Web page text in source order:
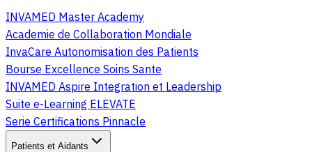
INVAMED Master Academy
Academie de Collaboration Mondiale
InvaCare Autonomisation des Patients
Bourse Excellence Soins Sante
INVAMED Aspire Integration et Leadership
Suite e-Learning ELEVATE
Serie Certifications Pinnacle
Patients et Aidants